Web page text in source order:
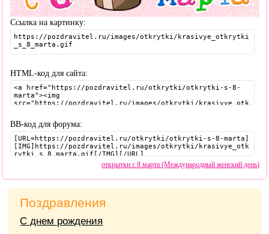
Ссылка на картинку:
HTML-код для сайта:
BB-код для форума:
открытки с 8 марта (Международный женский день)
Поздравления
С днем рождения